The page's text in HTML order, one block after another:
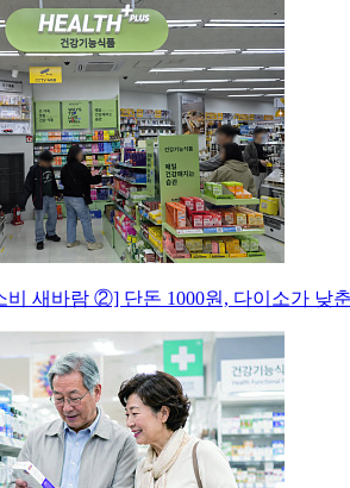
비 새바람 ②] 단돈 1000원, 다이소가 낮